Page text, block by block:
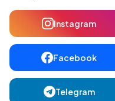
Instagram
Facebook
Telegram